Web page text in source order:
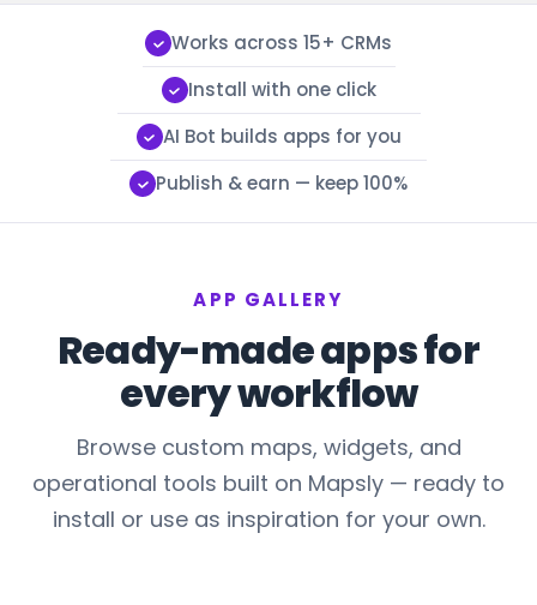
Works across 15+ CRMs
Install with one click
AI Bot builds apps for you
Publish & earn — keep 100%
APP GALLERY
Ready-made apps for
every workflow
Browse custom maps, widgets, and
operational tools built on Mapsly — ready to
install or use as inspiration for your own.